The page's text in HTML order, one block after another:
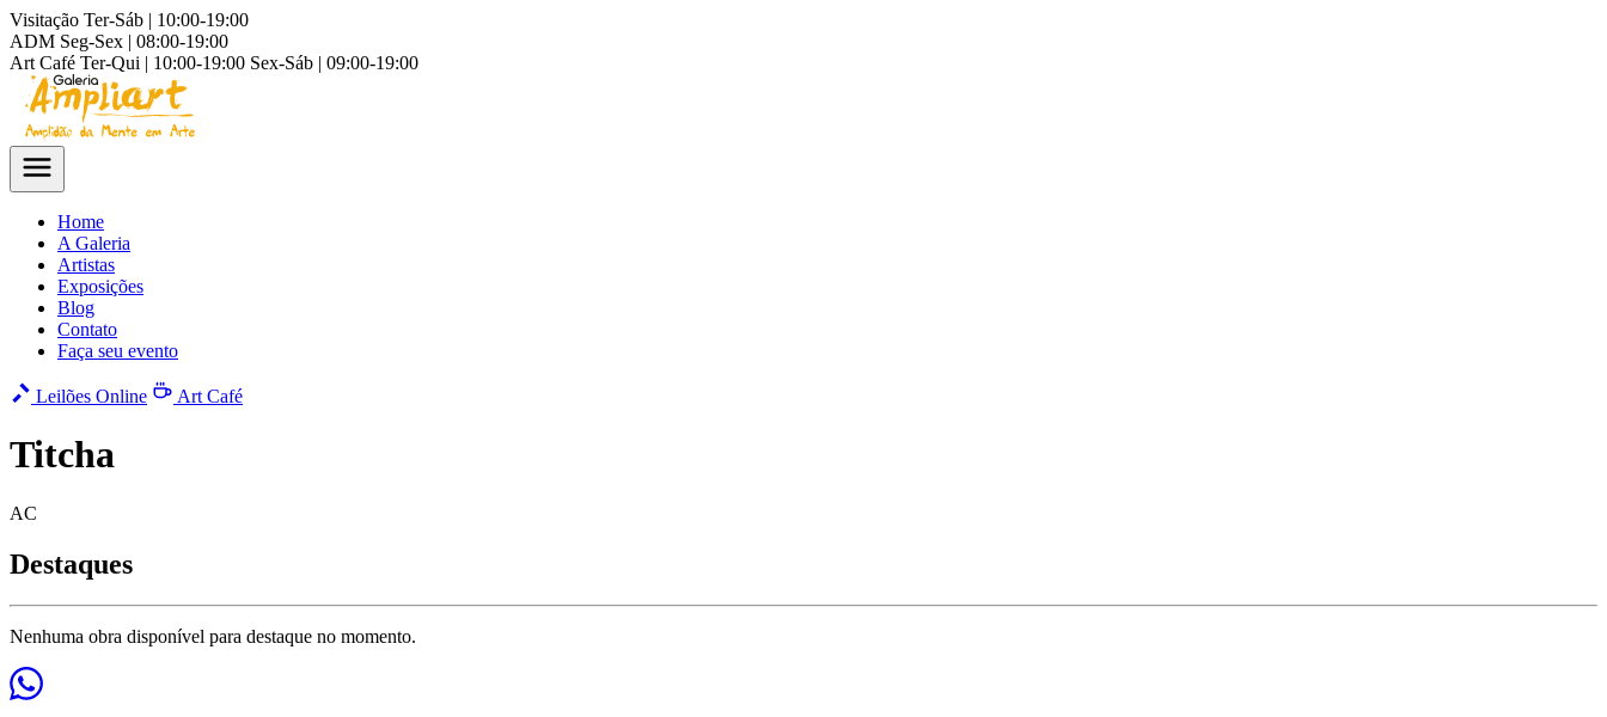
Visitação Ter-Sáb | 10:00-19:00
ADM Seg-Sex | 08:00-19:00
Art Café Ter-Qui | 10:00-19:00 Sex-Sáb | 09:00-19:00
Home
A Galeria
Artistas
Exposições
Blog
Contato
Faça seu evento
Leilões Online Art Café
Titcha
AC
Destaques
Nenhuma obra disponível para destaque no momento.